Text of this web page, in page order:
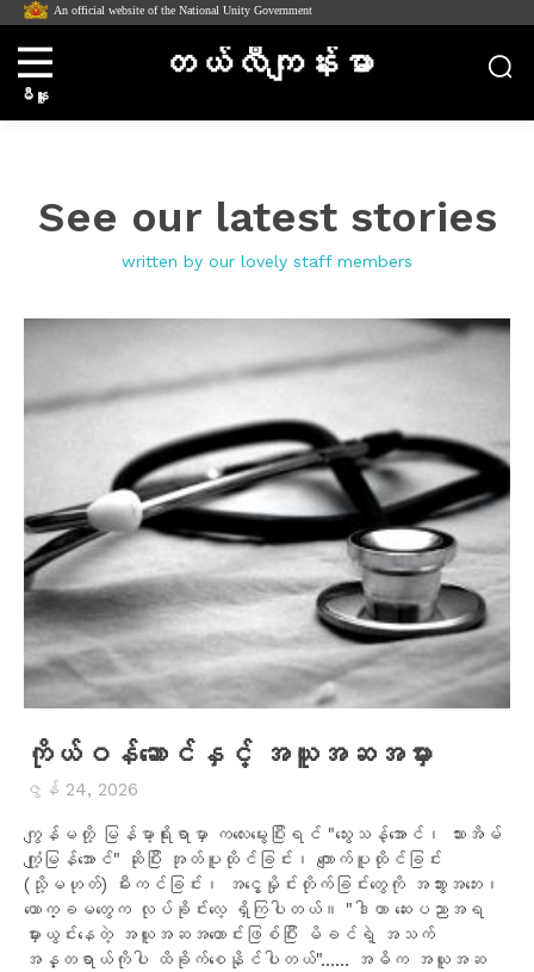
An official website of the National Unity Government
မီနူး
တယ်လီကျန်းမာ
See our latest stories
written by our lovely staff members
ကိုယ်ဝန်ဆောင်နှင့် အယူအဆအမှား
ဇွန် 24, 2026
ကျွန်မတို့ မြန်မာ့ရိုးရာမှာ ကလေးမွေးပြီးရင် "သွေးသန့်အောင်၊ သားအိမ်
ကျုံ့မြန်အောင်" ဆိုပြီး အုတ်ပူထိုင်ခြင်း၊ ကျောက်ပူထိုင်ခြင်း
(သို့မဟုတ်) မီးကင်ခြင်း၊ အငွေ့မှိုင်းတိုက်ခြင်းတွေကို အဘွားအဘေး၊
ယောက္ခမတွေက လုပ်ခိုင်းလေ့ ရှိကြပါတယ်။ "ဒါဟာ ဆေးပညာအရ
မှားယွင်းနေတဲ့ အယူအဆအဟောင်းဖြစ်ပြီး မိခင်ရဲ့ အသက်
အန္တရာယ်ကိုပါ ထိခိုက်စေနိုင်ပါတယ်"…… အဓိက အယူအဆ